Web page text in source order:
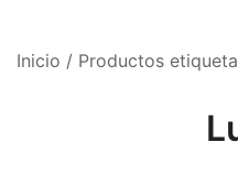
Inicio / Productos